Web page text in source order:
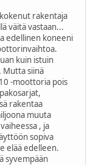
rakentaja
väitä vastaan...
edellinen koneeni
kuin istuin
Mutta siinä
-moottoria pois
rakentaa
muuta
, ja
sopiva
elää edelleen.
syvempään